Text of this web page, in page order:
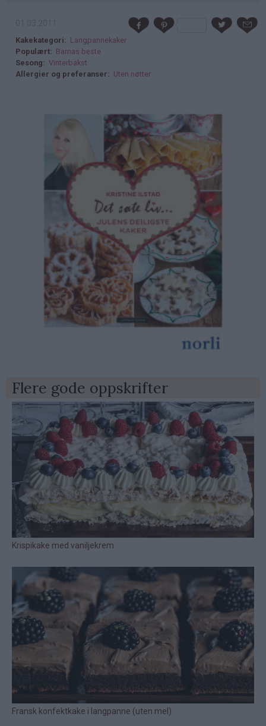
Kakekategori
Langpannekaker
Populært
Barnas beste
Sesong
Vinterbakst
Allergier og preferanser
Uten nøtter